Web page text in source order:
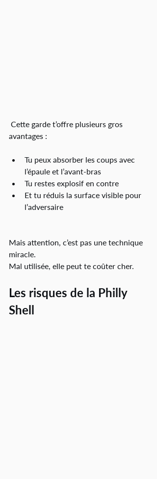
avantages :
Tu peux absorber les coups avec
l’épaule et l’avant-bras
Tu restes explosif en contre
Et tu réduis la surface visible pour
l’adversaire
Mais attention, c’est pas une technique
miracle.
Mal utilisée, elle peut te coûter cher.
Les risques de la Philly
Shell